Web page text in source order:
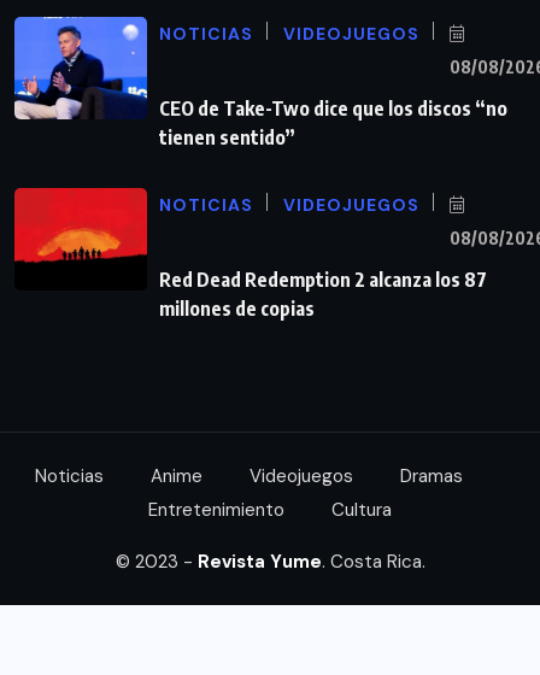
NOTICIAS VIDEOJUEGOS
08/08/
CEO de Take-Two dice que los discos “no
tienen sentido”
NOTICIAS VIDEOJUEGOS
08/08/
Red Dead Redemption 2 alcanza los 87
millones de copias
Noticias Anime Videojuegos
Dramas
Entretenimiento
Cultura
© 2023 - Revista Yume. Costa Rica.